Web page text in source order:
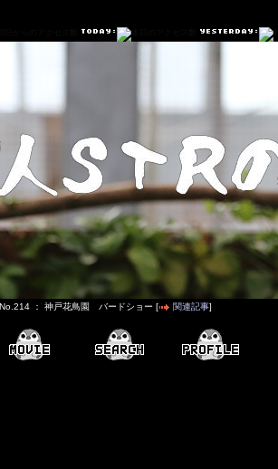
： 神戸花鳥園 バードショー [ 関連記事]